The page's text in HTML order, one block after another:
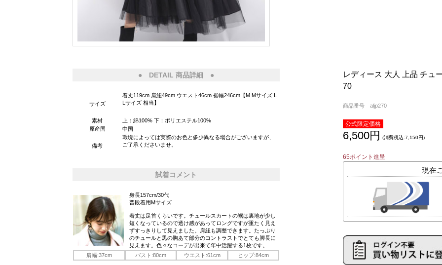
● DETAIL 商品詳細 ●
サイズ
着丈119cm 肩紐49cm ウエスト46cm 裾幅246cm【M Mサイズ L
Lサイズ 相当】
素材
上：綿100% 下：ポリエステル100%
原産国
中国
備考
環境によっては実際のお色と多少異なる場合がございますが、
ご了承くださいませ。
試着コメント
身長157cm/30代
普段着用Mサイズ
着丈は足首くらいです。チュールスカートの裾は裏地が少し
短くなっているので透け感があってロングですが重たく見え
ずすっきりして見えました。肩紐も調整できます。たっぷり
のチュールと黒の胸あて部分のコントラストでとても脚長に
見えます。色々なコーデが出来て年中活躍する1枚です。
肩幅:37cm
バスト:80cm ウエスト:61cm ヒップ:84cm
レディース 大人 上品 チュ
70
商品番号 aljp270
公式限定価格
6,500円 (消費税込:7,150円)
65ポイント進呈